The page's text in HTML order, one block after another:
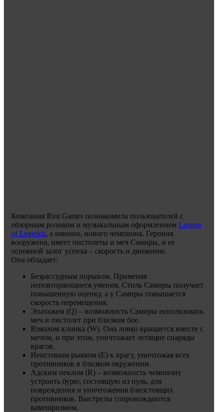
Компания Riot Games познакомила пользователей с
обзорным роликом и музыкальным оформлением League
of Legends, а именно, нового чемпиона. Героиня
вооружена, имеет пистолеты и меч Самиры, и ее
основной залог успеха – скорость и движение.
Она обладает:
Безрассудным порывом. Применяя
неповторяющиеся умения, Стиль Самиры получает
повышенную оценку, а у Самиры повышается
скорость перемещения.
Эпатажем (Q) – возможность Самиры использовать
меч и пистолет при близком бое.
Взмахом клинка (W). Она ловко вращается вместе с
мечом, и при этом, уничтожает летящие снаряды
врагов.
Неистовым рывком (Е) к врагу, уничтожая всех
противников в близком окружении.
Адским пеклом (R) – возможность чемпиону
устроить бурю, состоящую из пуль, для
повреждения и уничтожения близстоящих
противников. Выстрелы сопровождаются
вампиризмом.